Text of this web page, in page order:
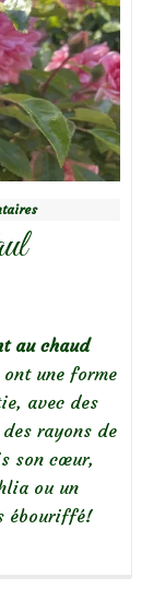
au chaud
une forme
avec des
rayons de
son cœur,
ou un
ébouriffé!